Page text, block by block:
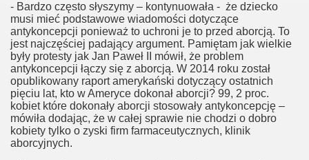
- Bardzo często słyszymy – kontynuowała - że dziecko
musi mieć podstawowe wiadomości dotyczące
antykoncepcji ponieważ to uchroni je to przed aborcją. To
jest najczęściej padający argument. Pamiętam jak wielkie
były protesty jak Jan Paweł II mówił, że problem
antykoncepcji łączy się z aborcją. W 2014 roku został
opublikowany raport amerykański dotyczący ostatnich
pięciu lat, kto w Ameryce dokonał aborcji? 99, 2 proc.
kobiet które dokonały aborcji stosowały antykoncepcję –
mówiła dodając, że w całej sprawie nie chodzi o dobro
kobiety tylko o zyski firm farmaceutycznych, klinik
aborcyjnych.